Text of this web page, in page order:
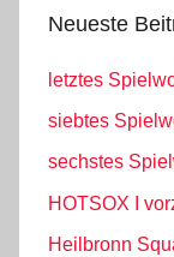
Neueste
letztes
siebtes
sechstes
HOTSOX I
Heilbronn